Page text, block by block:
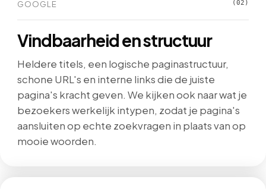
GOOGLE (02)
Vindbaarheid en structuur
Heldere titels, een logische paginastructuur,
schone URL's en interne links die de juiste
pagina's kracht geven. We kijken ook naar wat je
bezoekers werkelijk intypen, zodat je pagina's
aansluiten op echte zoekvragen in plaats van op
mooie woorden.